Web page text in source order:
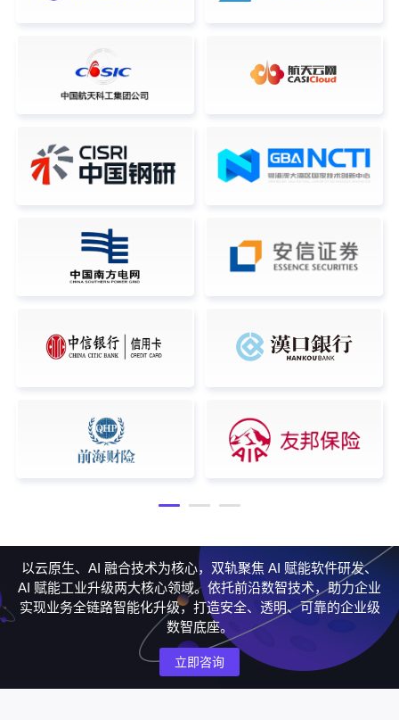
以云原生、AI 融合技术为核心，双轨聚焦 AI 赋能软件研发、
AI 赋能工业升级两大核心领域。依托前沿数智技术，助力企业
实现业务全链路智能化升级，打造安全、透明、可靠的企业级
数智底座。
立即咨询